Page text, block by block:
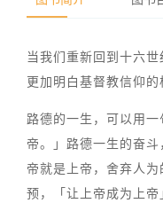
当我们重新回到十六
更加明白基督教信仰
路德的一生，可以用
帝。」路德一生的奋
帝就是上帝，舍弃人
预，「让上帝成为上